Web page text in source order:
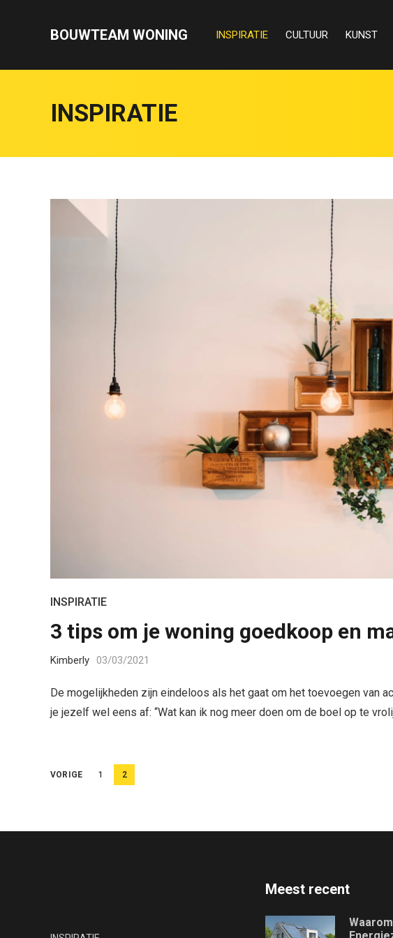
BOUWTEAM WONING INSPIRATIE CULTUUR KUNST
INSPIRATIE
INSPIRATIE
3 tips om je woning goedkoop en
Kimberly 03/03/2021
De mogelijkheden zijn eindeloos als het gaat om het toevoegen van
je jezelf wel eens af: “Wat kan ik nog meer doen om de boel op te
B
VORIGE 1 2
Meest recent